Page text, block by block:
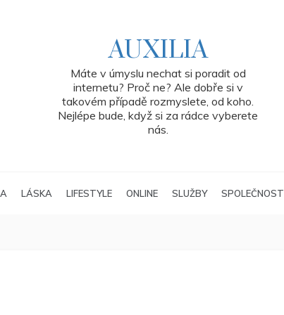
AUXILIA
Máte v úmyslu nechat si poradit od
internetu? Proč ne? Ale dobře si v
takovém případě rozmyslete, od koho.
Nejlépe bude, když si za rádce vyberete
nás.
LÁSKA LIFESTYLE ONLINE SLUŽBY SPOLEČNOST